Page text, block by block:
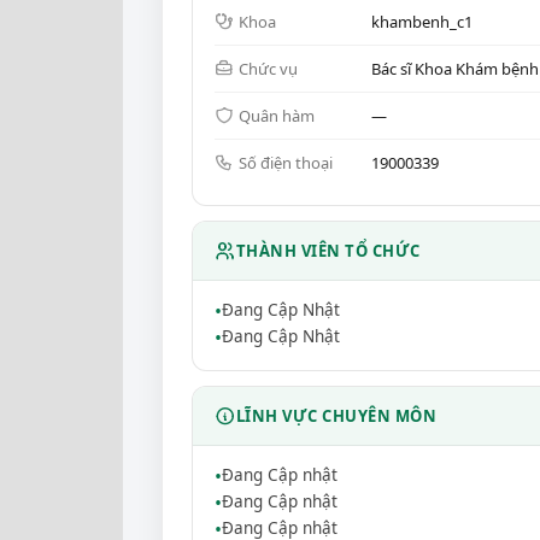
Khoa khambenh_c1
Chức vụ Bác sĩ Khoa Khám
Quân hàm —
Số điện thoại 19000339
THÀNH VIÊN TỔ CHỨC
Đang Cập Nhật
Đang Cập Nhật
LĨNH VỰC CHUYÊN MÔN
Đang Cập nhật
Đang Cập nhật
Đang Cập nhật